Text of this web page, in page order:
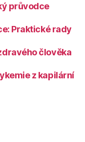
průvodce
Praktické rady
člověka
z kapilární